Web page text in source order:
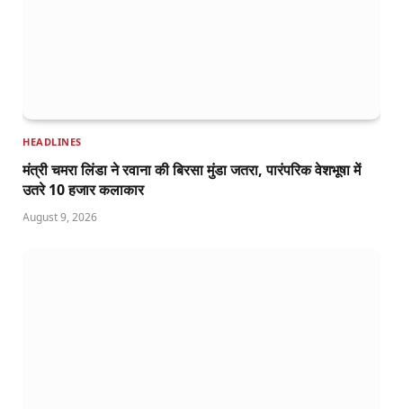
HEADLINES
मंत्री चमरा लिंडा ने रवाना की बिरसा मुंडा जतरा, पारंपरिक वेशभूषा में
उतरे 10 हजार कलाकार
August 9, 2026